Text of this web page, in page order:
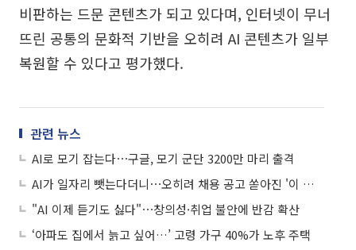
비판하는 드문 콘텐츠가 되고 있다며, 인터넷이 무너
뜨린 공통의 문화적 기반을 오히려 AI 콘텐츠가 일부
복원할 수 있다고 평가했다.
관련 뉴스
AI로 모기 잡는다⋯구글, 모기 군단 3200만 마리 출격
AI가 일자리 뺏는다더니⋯오히려 채용 공고 쏟아진 '이 회사'
"AI 이제 듣기도 싫다"⋯창의성·취업 불안에 반감 확산
‘아파도 집에서 늙고 싶어…’ 고령 가구 40%가 노후 주택